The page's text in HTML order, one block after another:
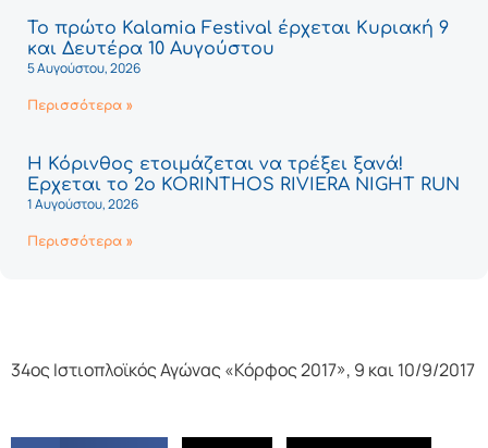
Το πρώτο Kalamia Festival έρχεται Κυριακή 9
και Δευτέρα 10 Αυγούστου
5 Αυγούστου, 2026
Περισσότερα »
Η Κόρινθος ετοιμάζεται να τρέξει ξανά!
Έρχεται το 2ο KORINTHOS RIVIERA NIGHT RUN
1 Αυγούστου, 2026
Περισσότερα »
34ος Ιστιοπλοϊκός Αγώνας «Κόρφος 2017», 9 και 10/9/2017